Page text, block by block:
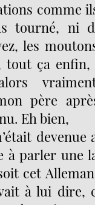
comme
tourné, ni
les
ça enfin,
père
Eh bien,
devenue
à parler une
cet
à lui